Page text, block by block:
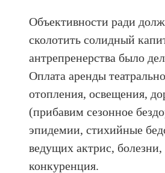
Объективности ради
сколотить солидный
антрепренерства было
Оплата аренды
отопления, освещения,
(прибавим сезонное
эпидемии, стихийные
ведущих актрис, болезни,
конкуренция.